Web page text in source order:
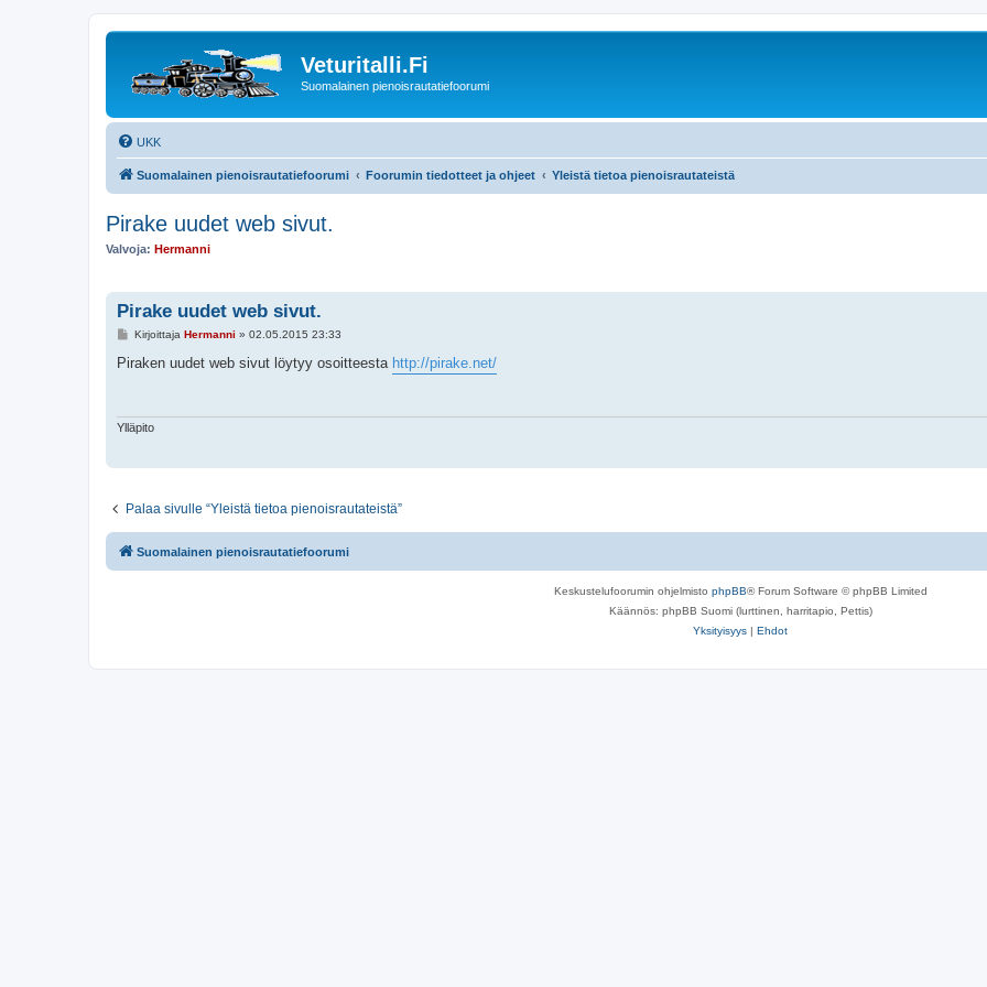
Veturitalli.Fi
Suomalainen pienoisrautatiefoorumi
UKK
Suomalainen pienoisrautatiefoorumi Foorumin tiedotteet ja ohjeet Yleistä tietoa pienoisrautateistä
Pirake uudet web sivut.
Valvoja: Hermanni
Pirake uudet web sivut.
V
e
Kirjoittaja Hermanni » 02.05.2015 23:33
Piraken uudet web sivut löytyy osoitteesta http://pirake.net/
Ylläpito
Palaa sivulle “Yleistä tietoa pienoisrautateistä”
Suomalainen pienoisrautatiefoorumi
Keskustelufoorumin ohjelmisto phpBB® Forum Software © phpBB Limited
Käännös: phpBB Suomi (lurttinen, harritapio, Pettis)
Yksityisyys | Ehdot